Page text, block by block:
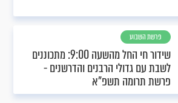
פרשת השבוע
שידור חי החל מהשעה 9:00: מתכוננים
לשבת עם גדולי הרבנים והדרשנים -
פרשת תרומה תשפ"א